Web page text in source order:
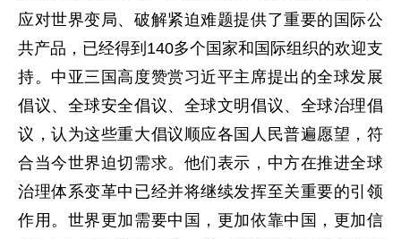
应对世界变局、破解紧迫难题提供了重要的国际公
共产品，已经得到140多个国家和国际组织的欢迎支
持。中亚三国高度赞赏习近平主席提出的全球发展
倡议、全球安全倡议、全球文明倡议、全球治理倡
议，认为这些重大倡议顺应各国人民普遍愿望，符
合当今世界迫切需求。他们表示，中方在推进全球
治理体系变革中已经并将继续发挥至关重要的引领
作用。世界更加需要中国，更加依靠中国，更加信